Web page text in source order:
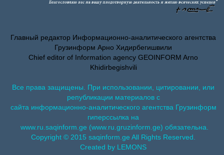
Главный редактор Информационно-аналитического агентства
Грузинформ Арно Хидирбегишвили
Chief editor of Information agency GEOINFORM Arno
Khidirbegishvili
Все права защищены. При использовании, цитировании, или
републикации материалов с
сайта информационно-аналитического агентства Грузинформ
гиперссылка на
www.ru.saqinform.ge (www.ru.gruzinform.ge) обязательна.
Copyright © 2015 saqinform.ge All Rights Reserved.
Created by LEMONS